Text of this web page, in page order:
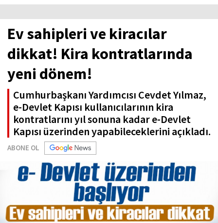
Ev sahipleri ve kiracılar
dikkat! Kira kontratlarında
yeni dönem!
Cumhurbaşkanı Yardımcısı Cevdet Yılmaz,
e-Devlet Kapısı kullanıcılarının kira
kontratlarını yıl sonuna kadar e-Devlet
Kapısı üzerinden yapabileceklerini açıkladı.
ABONE OL